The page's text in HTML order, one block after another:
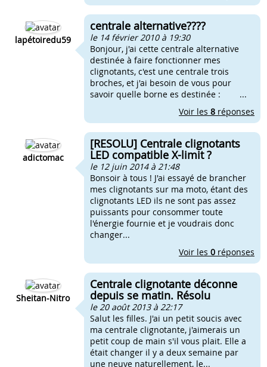
lapétoiredu59
centrale alternative????
le 14 février 2010 à 19:30
Bonjour, j'ai cette centrale alternative
destinée à faire fonctionner mes
clignotants, c'est une centrale trois
broches, et j'ai besoin de vous pour
savoir quelle borne es destinée : ...
Voir les 8 réponses
adictomac
[RESOLU] Centrale clignotants
LED compatible X-limit ?
le 12 juin 2014 à 21:48
Bonsoir à tous ! J'ai essayé de brancher
mes clignotants sur ma moto, étant des
clignotants LED ils ne sont pas assez
puissants pour consommer toute
l'énergie fournie et je voudrais donc
changer...
Voir les 0 réponses
Sheitan-Nitro
Centrale clignotante déconne
depuis se matin. Résolu
le 20 août 2013 à 22:17
Salut les filles. J'ai un petit soucis avec
ma centrale clignotante, j'aimerais un
petit coup de main s'il vous plait. Elle a
était changer il y a deux semaine par
une neuve naturellement, le...